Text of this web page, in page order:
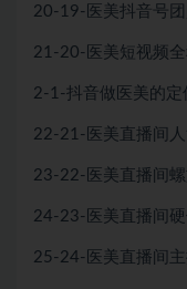
20-19-医美抖音号
21-20-医美短视频
2-1-抖音做医美的定
22-21-医美直播间
23-22-医美直播间
24-23-医美直播间
25-24-医美直播间